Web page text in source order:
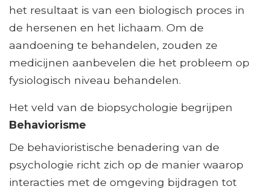
het resultaat is van een biologisch proces in
de hersenen en het lichaam. Om de
aandoening te behandelen, zouden ze
medicijnen aanbevelen die het probleem op
fysiologisch niveau behandelen.
Het veld van de biopsychologie begrijpen
Behaviorisme
De behavioristische benadering van de
psychologie richt zich op de manier waarop
interacties met de omgeving bijdragen tot